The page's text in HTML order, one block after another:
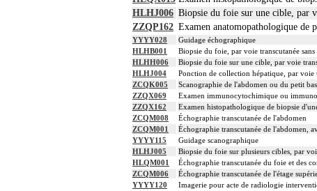
HLHJ006 Biopsie du foie sur une cible, par
ZZQP162 Examen anatomopathologique de
YYYY028
Guidage échographique
HLHB001
Biopsie du foie, par voie transcutanée sans
HLHH006
Biopsie du foie sur une cible, par voie
HLHJ004
Ponction de collection hépatique, par voie
ZCQK005
Scanographie de l'abdomen ou du petit
ZZQX069
Examen immunocytochimique ou
ZZQX162
Examen histopathologique de biopsie
ZCQM008
Échographie transcutanée de l'abdomen
ZCQM001
Échographie transcutanée de l'abdomen,
YYYY115
Guidage scanographique
HLHJ005
Biopsie du foie sur plusieurs cibles, par
HLQM001
Échographie transcutanée du foie et des
ZCQM006
Échographie transcutanée de l'étage
YYYY120
Imagerie pour acte de radiologie